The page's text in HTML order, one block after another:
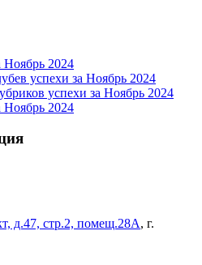
успехи за Ноябрь 2024
успехи за Ноябрь 2024
д.47, стр.2, помещ.28А, г.